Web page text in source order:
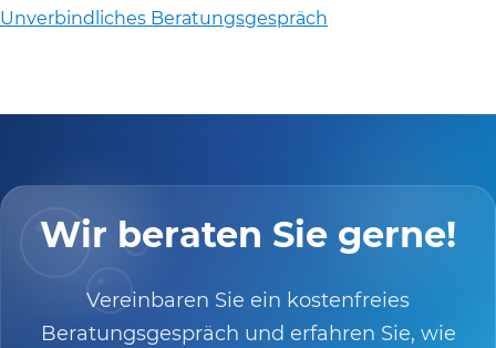
Unverbindliches Beratungsgespräch
Wir beraten Sie gerne!
Vereinbaren Sie ein kostenfreies
Beratungsgespräch und erfahren Sie, wie